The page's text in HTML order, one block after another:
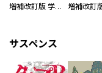
増補改訂版 学研まんが NEW世界の歴史 別巻 人物学習事典
サスペンス